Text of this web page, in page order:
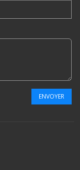
ENVOYER